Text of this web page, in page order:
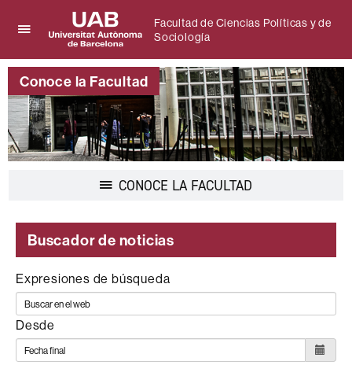
aquí
para
desplegar
el
menú
de
Facultad
de
Sociología
Universitat
Autònoma
de
Barcelona
Facultad de Ciencias Políticas y de
Sociología
Conoce la Facultad
CONOCE LA FACULTAD
Buscador de noticias
Expresiones de búsqueda
Desde